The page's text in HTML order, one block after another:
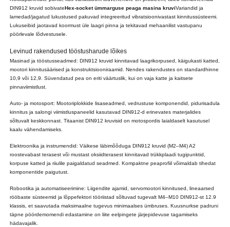
DIN912 kruvid sobivateHex-socket ümmarguse peaga masina kruviVariandid ja
lamedad/jagatud lukustused pakuvad integreeritud vibratsioonivastast kinnitussüsteemi.
Lukuseibid jaotavad koormust üle laagri pinna ja tekitavad mehaanilist vastupanu
pöörlevale lõdvestusele.
Levinud rakendused tööstusharude lõikes
Masinad ja tööstusseadmed: DIN912 kruvid kinnitavad laagrikorpused, käigukasti katted,
mootori kinnitusäärised ja konstruktsiooniraamid. Nendes rakendustes on standardhinne
10,9 või 12,9. Süvendatud pea on eriti väärtuslik, kui on vaja katte ja kaitsete
pinnaviimistlust.
Auto- ja motosport: Mootoriplokkide lisaseadmed, vedrustuse komponendid, pidurisadula
kinnitus ja salongi viimistluspaneelid kasutavad DIN912-d erinevates materjalides
sõltuvalt keskkonnast. Titaanist DIN912 kruvisid on motospordis laialdaselt kasutusel
kaalu vähendamiseks.
Elektroonika ja instrumendid: Väikese läbimõõduga DIN912 kruvid (M2–M4) A2
roostevabast terasest või mustast oksiidterasest kinnitavad trükkplaadi tugipunktid,
korpuse katted ja riiulile paigaldatud seadmed. Kompaktne peaprofiil võimaldab tihedat
komponentide paigutust.
Robootika ja automatiseerimine: Liigendite ajamid, servomootori kinnitused, lineaarsed
rööbaste süsteemid ja lõppefektori tööriistad sõltuvad tugevalt M4–M10 DIN912-st 12.9
klassis, et saavutada maksimaalne tugevus minimaalses ümbruses. Kuusnurkse padruni
täpne pöördemomendi edastamine on liite eelpingete järjepidevuse tagamiseks
hädavajalik.